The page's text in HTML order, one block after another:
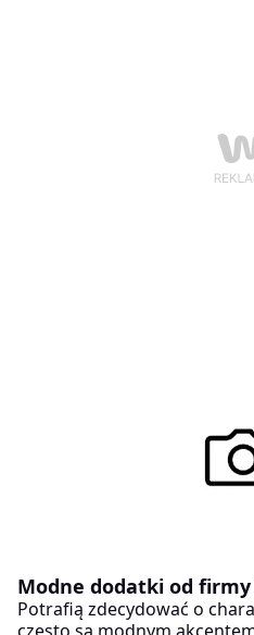
Modne dodatki od
Potrafią zdecydować o